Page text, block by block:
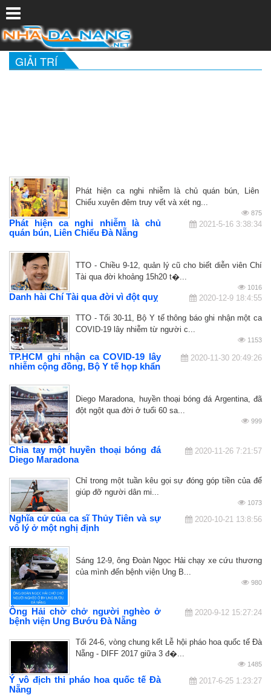
GIẢI TRÍ
Phát hiện ca nghi nhiễm là chủ
quán bún, Liên Chiểu Đà Nẵng
2021-5-16 3:38:34
Phát hiện ca nghi nhiễm là chủ quán bún, Liên
Chiểu xuyên đêm truy vết và xét ng...
875
Danh hài Chí Tài qua đời vì đột quỵ 2020-12-9 18:4:55
TTO - Chiều 9-12, quản lý cũ cho biết diễn viên Chí
Tài qua đời khoảng 15h20 t�...
1016
TP.HCM ghi nhận ca COVID-19 lây
nhiễm cộng đồng, Bộ Y tế họp khẩn
2020-11-30 20:49:26
TTO - Tối 30-11, Bộ Y tế thông báo ghi nhận một ca
COVID-19 lây nhiễm từ người c...
1153
Chia tay một huyền thoại bóng đá
Diego Maradona
2020-11-26 7:21:57
Diego Maradona, huyền thoại bóng đá Argentina, đã
đột ngột qua đời ở tuổi 60 sa...
999
Nghĩa cử của ca sĩ Thủy Tiên và sự
vô lý ở một nghị định
2020-10-21 13:8:56
Chỉ trong một tuần kêu gọi sự đóng góp tiền của để
giúp đỡ người dân mi...
1073
Ông Hải chờ chở người nghèo ở
bệnh viện Ung Bướu Đà Nẵng
2020-9-12 15:27:24
Sáng 12-9, ông Đoàn Ngọc Hải chạy xe cứu thương
của mình đến bệnh viện Ung B...
980
Ý vô địch thi pháo hoa quốc tế Đà
Nẵng
2017-6-25 1:23:27
Tối 24-6, vòng chung kết Lễ hội pháo hoa quốc tế Đà
Nẵng - DIFF 2017 giữa 3 đ�...
1485